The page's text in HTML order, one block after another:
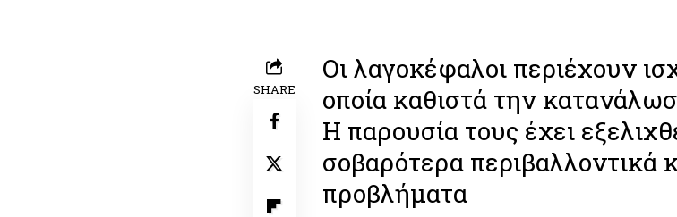
SHARE
Οι λαγοκέφαλοι περιέχουν
οποία καθιστά την
Η παρουσία τους έχει
σοβαρότερα περιβαλλοντικά
προβλήματα